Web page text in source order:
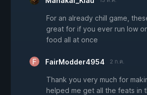
For an already chill game,
great for if you ever run low
food all at once
FairModder4954 2 ก.ค.
Thank you very much for
helped me get all the feats in